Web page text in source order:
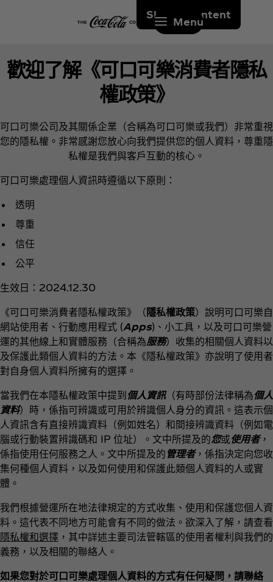
Skip to content
Menu
歡迎了解《可口可樂消費者隱私
權政策》
可口可樂公司及其關係企業（合稱為可口可樂或我們）非常重視
您的隱私權。非常感謝您放心向我們提供您的個人資料，尊重隱
私權是我們與客戶互動的核心。
可口可樂處理個人資訊時遵循以下原則：
透明
尊重
信任
公平
生效日：2024.12.30
《可口可樂消費者隱私權政策》（隱私權政策）說明可口可樂自
網站使用者、行動應用程式 (Apps)、小工具，以及可口可樂營
運的其他線上和實體服務（合稱為服務）收集的相關個人資料以
及保護此類個人資料的方法。本《隱私權政策》亦說明了使用者
對自身個人資料所擁有的選擇。
當我們在本隱私權政策中提到個人資訊（有時部份法律稱為個人
資料）時，係指可辨識或可用於辨識個人身分的資訊。這表示個
人資訊含有直接辨識資料（例如姓名）和間接辨識資料（例如電
腦或行動裝置辨識碼和 IP 位址）。文中所提及的您或使用者，
係指使用任何服務之人。文中所提及的 管理者，係指決定向您收
集何種個人資料，以及如何使用和保護此類個人資料的人或實
體。
我們根據營運所在地法律規定的方式收集、使用和保護您個人資
料。這代表不同地方可能會有不同的做法。欲深入了解，請查看
隱私權和選擇 ，其中詳述主要司法管轄區的使用者權利與我們的
義務，以及相關的聯絡人。
如果您對於可口可樂處理個人資料的方式有任何疑問，請聯絡